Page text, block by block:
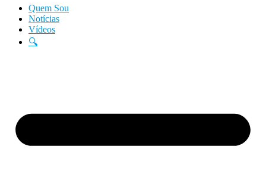
Quem Sou
Notícias
Vídeos
🔍